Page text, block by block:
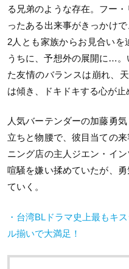
る兄弟のような存在。フー・
ったある出来事がきっかけ
2人とも家族からお見合い
うちに、予想外の展開に…。
た友情のバランスは崩れ、
は傾き、ドキドキする心が止
人気バーテンダーの加藤勇
立ちと物腰で、彼目当ての
ニング店の主人ジエン・イ
喧騒を嫌い揉めていたが、
ていく。
・台湾BLドラマ史上最もキ
ル揃いで大満足！